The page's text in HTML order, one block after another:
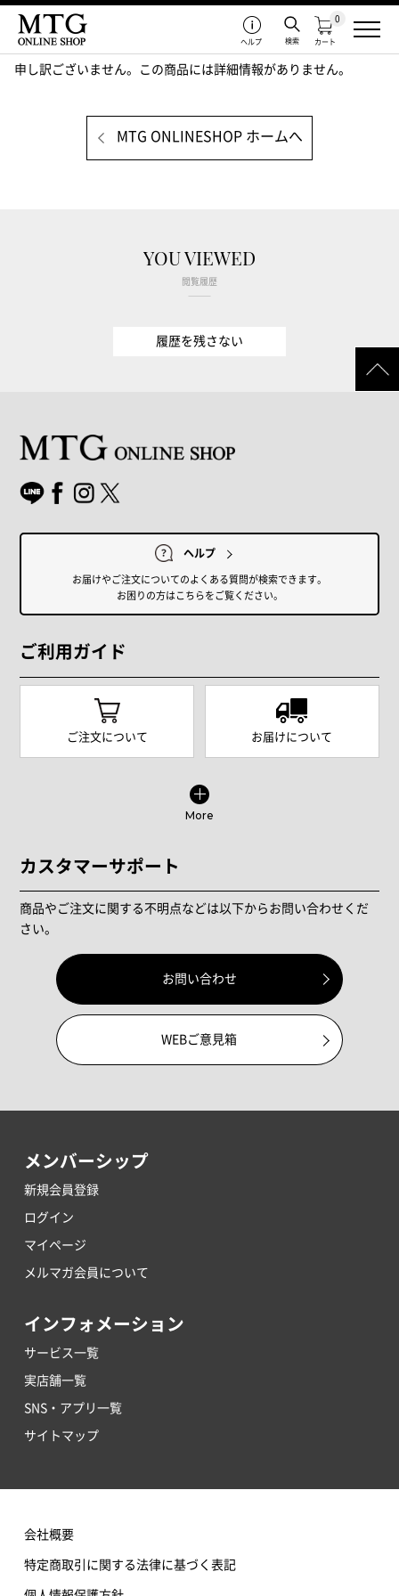
カート
0
検索
ヘルプ
申し訳ございません。この商品には詳細情報がありません。
MTG ONLINESHOP ホームへ
YOU VIEWED
閲覧履歴
履歴を残さない
ヘルプ
お届けやご注文についてのよくある質問が検索できます。
お困りの方はこちらをご覧ください。
ご利用ガイド
ご注文について お届けについて
More
カスタマーサポート
商品やご注文に関する不明点などは以下からお問い合わせくだ
さい。
お問い合わせ
WEBご意見箱
メンバーシップ
新規会員登録
ログイン
マイページ
メルマガ会員について
インフォメーション
サービス一覧
実店舗一覧
SNS・アプリ一覧
サイトマップ
会社概要
特定商取引に関する法律に基づく表記